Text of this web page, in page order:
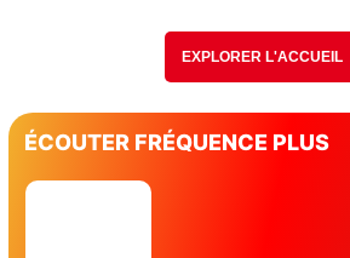
EXPLORER L'ACCUEIL
ÉCOUTER FRÉQUENCE PLUS